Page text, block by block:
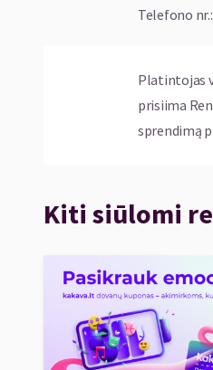
Telefono nr.:
Platintojas
prisiima
sprendimą
Kiti siūlomi